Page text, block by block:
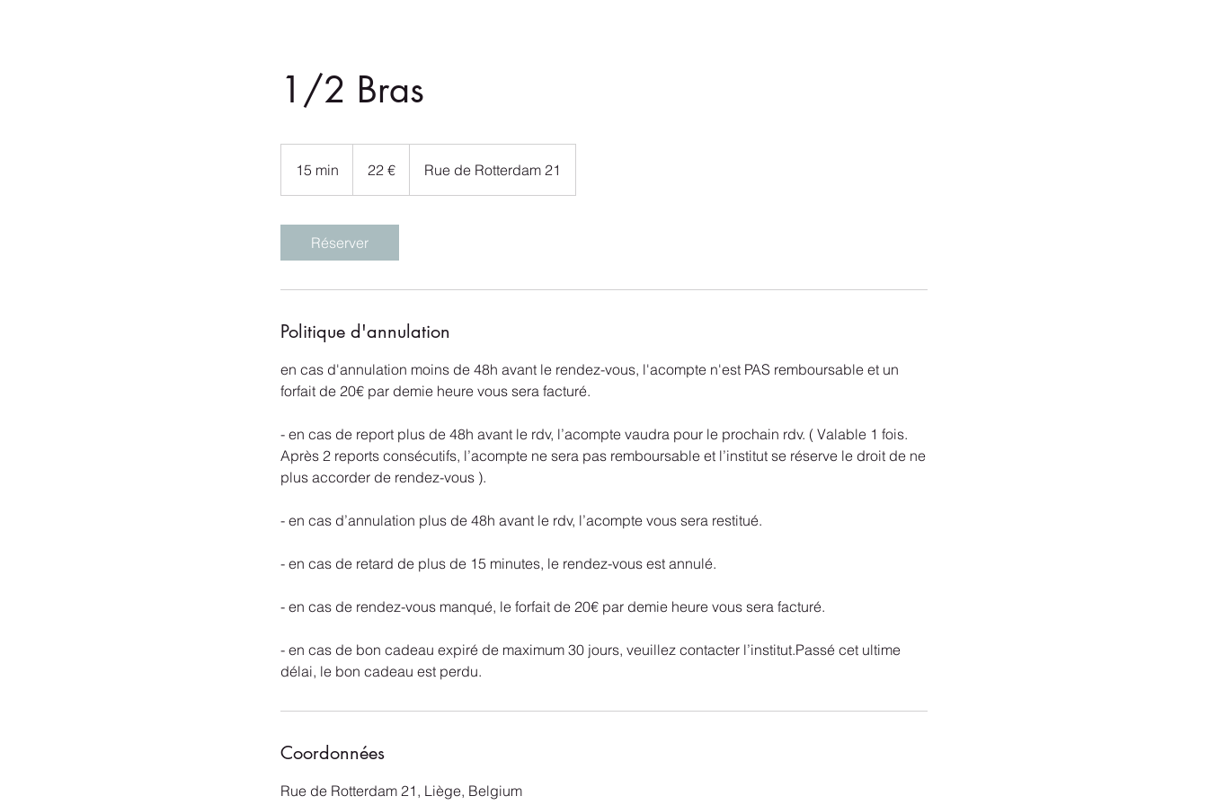
1/2 Bras
15 min
5
n
22 € Rue de Rotterdam 21
Réserver
Politique d'annulation
en cas d'annulation moins de 48h avant le rendez-vous, l'acompte n'est PAS remboursable et un
forfait de 20€ par demie heure vous sera facturé.
- en cas de report plus de 48h avant le rdv, l’acompte vaudra pour le prochain rdv. ( Valable 1 fois.
Après 2 reports consécutifs, l’acompte ne sera pas remboursable et l’institut se réserve le droit de ne
plus accorder de rendez-vous ).
- en cas d’annulation plus de 48h avant le rdv, l’acompte vous sera restitué.
- en cas de retard de plus de 15 minutes, le rendez-vous est annulé.
- en cas de rendez-vous manqué, le forfait de 20€ par demie heure vous sera facturé.
- en cas de bon cadeau expiré de maximum 30 jours, veuillez contacter l’institut.Passé cet ultime
délai, le bon cadeau est perdu.
Coordonnées
Rue de Rotterdam 21, Liège, Belgium